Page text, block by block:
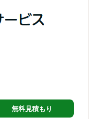
れました。調査の結果、
す。探偵の説明は全て調
報告書にも書かれており
無料見積もり